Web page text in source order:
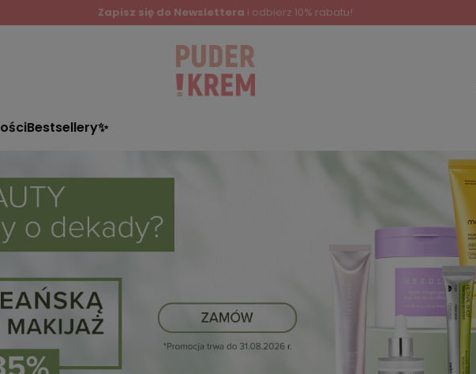
Zapisz się do Newslettera i odbierz 10% rabatu!
Bestsellery✨